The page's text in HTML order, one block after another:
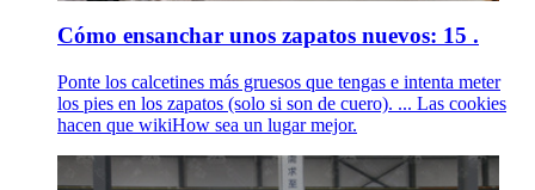
Cómo ensanchar unos zapatos nuevos: 15 .
Ponte los calcetines más gruesos que tengas e intenta meter
los pies en los zapatos (solo si son de cuero). ... Las cookies
hacen que wikiHow sea un lugar mejor.